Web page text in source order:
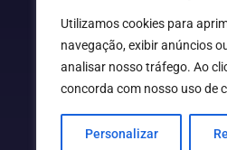
Utilizamos cookies para
navegação, exibir anúncios
analisar nosso tráfego. Ao
concorda com nosso uso de
Personalizar